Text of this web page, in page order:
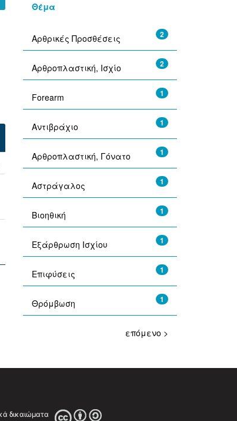
Θέμα
2
Αρθρικές Προσθέσεις
2
Αρθροπλαστική, Ισχίο
1
Forearm
1
Αντιβράχιο
1
Αρθροπλαστική, Γόνατο
1
Αστράγαλος
1
Βιοηθική
1
Εξάρθρωση Ισχίου
1
Επιφύσεις
1
Θρόμβωση
επόμενο >